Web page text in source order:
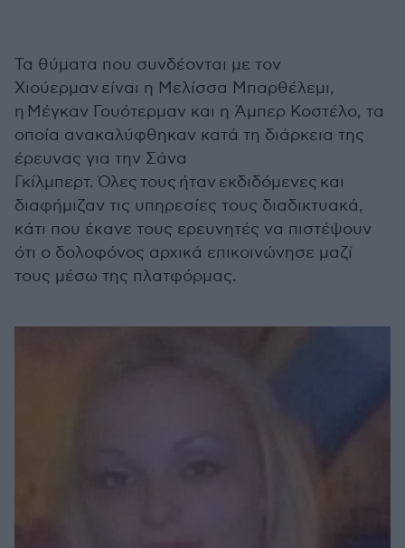
Τα θύματα που συνδέονται με τον
Χιούερμαν είναι η Μελίσσα Μπαρθέλεμι,
η Μέγκαν Γουότερμαν και η Άμπερ Κοστέλο, τα
οποία ανακαλύφθηκαν κατά τη διάρκεια της
έρευνας για την Σάνα
Γκίλμπερτ. Όλες τους ήταν εκδιδόμενες και
διαφήμιζαν τις υπηρεσίες τους διαδικτυακά,
κάτι που έκανε τους ερευνητές να πιστέψουν
ότι ο δολοφόνος αρχικά επικοινώνησε μαζί
τους μέσω της πλατφόρμας.